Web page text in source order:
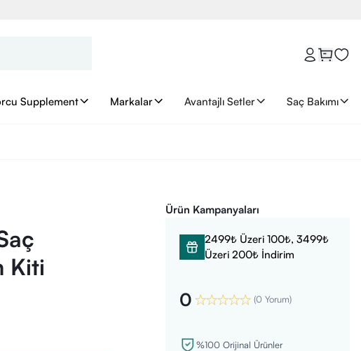
Supplement Markalar Avantajlı Setler Saç Bakımı
Kiti
Ürün Kampanyaları
2499₺ Üzeri 100₺, 3499₺
Üzeri 200₺ İndirim
0 (0 Yorum)
%100 Orijinal Ürünler